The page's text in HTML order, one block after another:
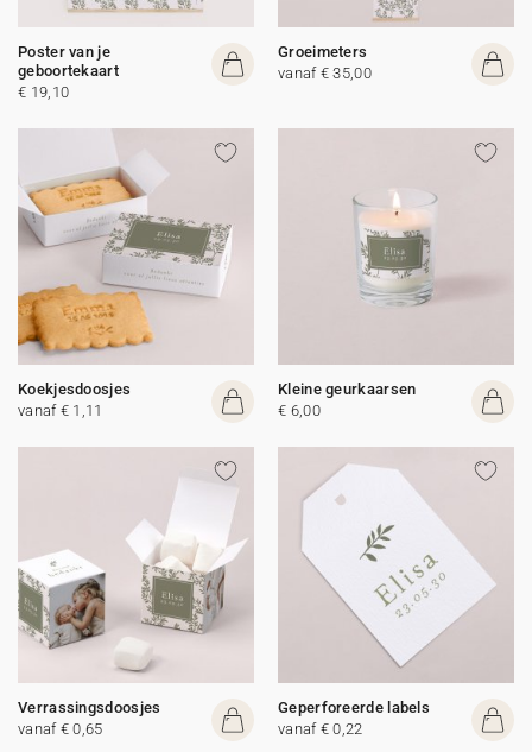
Poster van je
geboortekaart
€ 19,10
Groeimeters
vanaf € 35,00
Koekjesdoosjes
vanaf € 1,11
Kleine geurkaarsen
€ 6,00
Verrassingsdoosjes
vanaf € 0,65
Geperforeerde labels
vanaf € 0,22